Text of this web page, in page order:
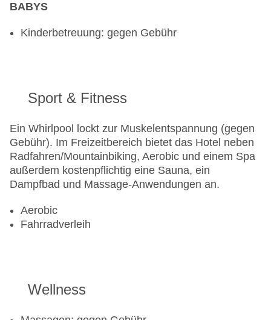
BABYS
Kinderbetreuung: gegen Gebühr
Sport & Fitness
Ein Whirlpool lockt zur Muskelentspannung (gegen
Gebühr). Im Freizeitbereich bietet das Hotel neben
Radfahren/Mountainbiking, Aerobic und einem Spa
außerdem kostenpflichtig eine Sauna, ein
Dampfbad und Massage-Anwendungen an.
Aerobic
Fahrradverleih
Wellness